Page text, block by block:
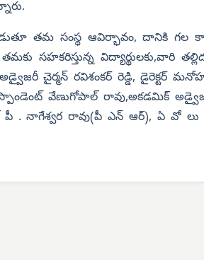
తమ సంస్థ ఆవిర్భావం, దానికి గల
సహకరిస్తున్న విద్యార్థులకు,వారి
చైర్మన్ రవిశంకర్ రెడ్డి, డైరెక్టర్
వేణుగోపాల్ రావు,అకడమిక్
పీ . నాగేశ్వర రావు(పీ ఎన్ ఆర్), ఏ వో